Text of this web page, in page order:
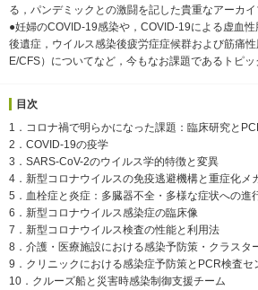
る，パンデミックとの激闘を記した貴重なアーカイ
●妊婦のCOVID-19感染や，COVID-19による虚血
後遺症，ウイルス感染後疲労症症候群および筋痛
E/CFS）についてなど，今もなお課題であるトピッ
目次
1．コロナ禍で明らかになった課題：臨床研究と
2．COVID-19の疫学
3．SARS-CoV-2のウイルス学的特徴と変異
4．新型コロナウイルスの免疫逃避機構と重症化メ
5．血栓症と炎症：多臓器不全・多様な症状への進
6．新型コロナウイルス感染症の臨床像
7．新型コロナウイルス検査の性能と利用法
8．介護・医療施設における感染予防策・クラスタ
9．クリニックにおける感染症予防策とPCR検査セ
10．クルーズ船と災害時感染制御支援チーム